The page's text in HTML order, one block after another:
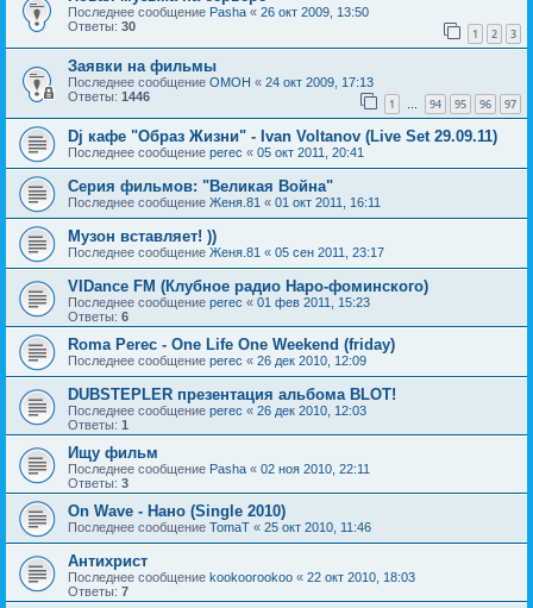
Последнее сообщение Pasha « 26 окт 2009, 13:50
Ответы: 30 1 2 3
Заявки на фильмы
Последнее сообщение OMOH « 24 окт 2009, 17:13
Ответы: 1446 1 … 94 95 96 97
Dj кафе "Образ Жизни" - Ivan Voltanov (Live Set 29.09.11)
Последнее сообщение perec « 05 окт 2011, 20:41
Серия фильмов: "Великая Война"
Последнее сообщение Женя.81 « 01 окт 2011, 16:11
Музон вставляет! ))
Последнее сообщение Женя.81 « 05 сен 2011, 23:17
VIDance FM (Клубное радио Наро-фоминского)
Последнее сообщение perec « 01 фев 2011, 15:23
Ответы: 6
Roma Perec - One Life One Weekend (friday)
Последнее сообщение perec « 26 дек 2010, 12:09
DUBSTEPLER презентация альбома BLOT!
Последнее сообщение perec « 26 дек 2010, 12:03
Ответы: 1
Ищу фильм
Последнее сообщение Pasha « 02 ноя 2010, 22:11
Ответы: 3
On Wave - Нано (Single 2010)
Последнее сообщение TomaT « 25 окт 2010, 11:46
Антихрист
Последнее сообщение kookoorookoo « 22 окт 2010, 18:03
Ответы: 7